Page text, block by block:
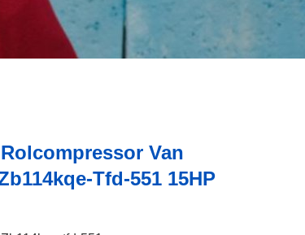
Van
Tfd-551 15HP